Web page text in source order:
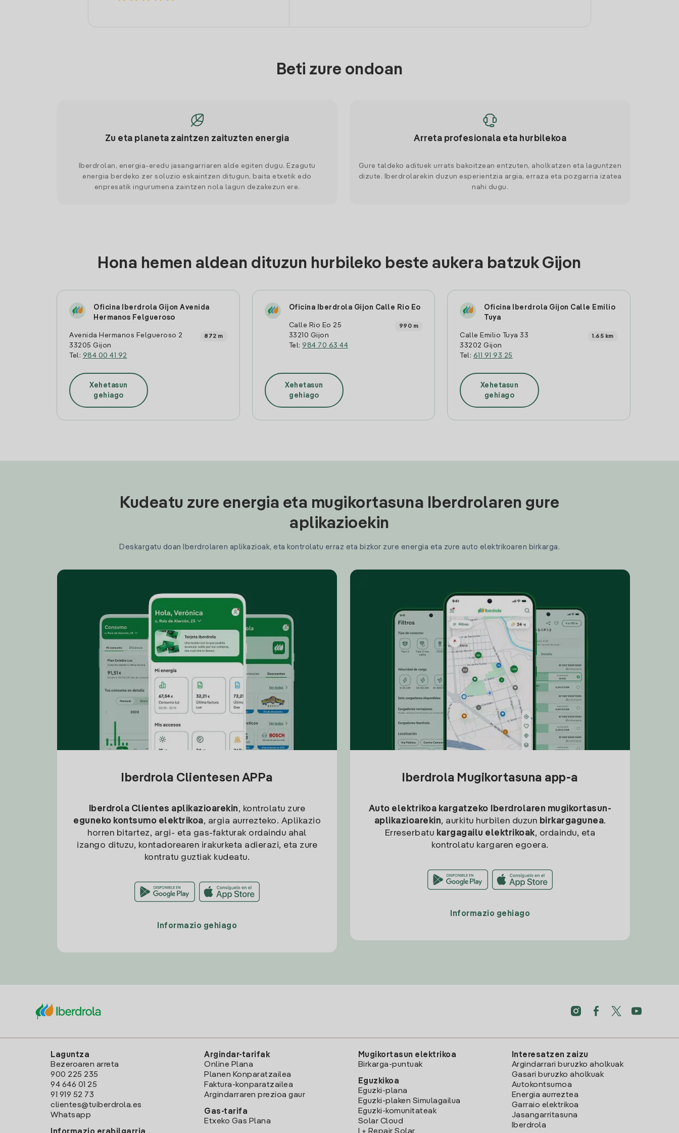
Beti zure ondoan
Zu eta planeta zaintzen zaituzten energia
Iberdrolan, energia-eredu jasangarriaren alde egiten dugu. Ezagutu
energia berdeko zer soluzio eskaintzen ditugun, baita etxetik edo
enpresatik ingurumena zaintzen nola lagun dezakezun ere.
Arreta profesionala eta hurbilekoa
Gure taldeko adituek urrats bakoitzean entzuten, aholkatzen eta laguntzen
dizute. Iberdrolarekin duzun esperientzia argia, erraza eta pozgarria izatea
nahi dugu.
Hona hemen aldean dituzun hurbileko beste aukera batzuk Gijon
Oficina Iberdrola Gijon Avenida
Hermanos Felgueroso
Avenida Hermanos Felgueroso 2
33205 Gijon
Tel: 984 00 41 92
872 m
Xehetasun
gehiago
Oficina Iberdrola Gijon Calle Rio Eo
Calle Rio Eo 25
33210 Gijon
Tel:984 70 63 44
990 m
Xehetasun
gehiago
Oficina Iberdrola Gijon Calle Emilio
Tuya
Calle Emilio Tuya 33
33202 Gijon
Tel: 611 91 93 25
1.65 km
Xehetasun
gehiago
Kudeatu zure energia eta mugikortasuna Iberdrolaren gure
aplikazioekin
Deskargatu doan Iberdrolaren aplikazioak, eta kontrolatu erraz eta bizkor zure energia eta zure auto elektrikoaren birkarga.
Iberdrola Clientesen APPa
Iberdrola Clientes aplikazioarekin, kontrolatu zure
eguneko kontsumo elektrikoa, argia aurrezteko. Aplikazio
horren bitartez, argi- eta gas-fakturak ordaindu ahal
izango dituzu, kontadorearen irakurketa adierazi, eta zure
kontratu guztiak kudeatu.
Informazio gehiago
Iberdrola Mugikortasuna app-a
Auto elektrikoa kargatzeko
Iberdrolaren mugikortasun-
aplikazioarekin, aurkitu hurbilen duzun birkargagunea.
Erreserbatu kargagailu elektrikoak, ordaindu, eta
kontrolatu kargaren egoera.
Informazio gehiago
Laguntza
Bezeroaren arreta
900 225 235
94 646 01 25
91 919 52 73
clientes@tuiberdrola.es
Whatsapp
Argindar-tarifak
Online Plana
Planen Konparatzailea
Faktura-konparatzailea
Argindarraren prezioa gaur
Gas-tarifa
Etxeko Gas Plana
Mugikortasun elektrikoa
Birkarga-puntuak
Eguzkikoa
Eguzki-plana
Eguzki-plaken Simulagailua
Eguzki-komunitateak
Solar Cloud
Interesatzen zaizu
Argindarrari buruzko aholkuak
Gasari buruzko aholkuak
Autokontsumoa
Energia aurreztea
Garraio elektrikoa
Jasangarritasuna
Iberdrola